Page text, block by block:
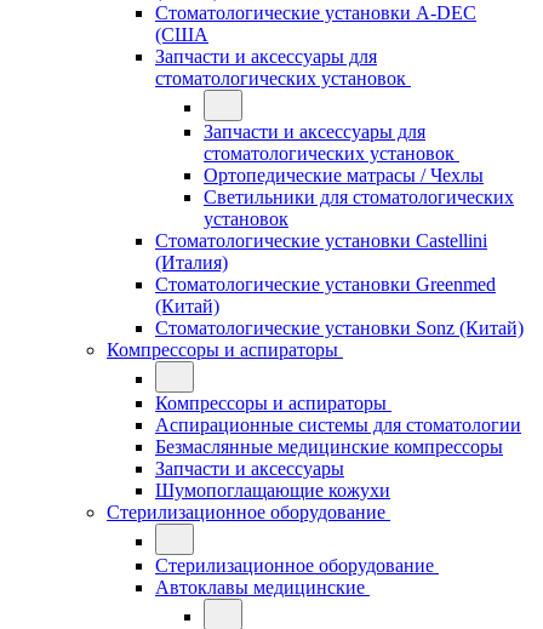
Стоматологические установки A-DEC
(США
Запчасти и аксессуары для
стоматологических установок
Запчасти и аксессуары для
стоматологических установок
Ортопедические матрасы / Чехлы
Светильники для стоматологических
установок
Стоматологические установки Castellini
(Италия)
Стоматологические установки Greenmed
(Китай)
Стоматологические установки Sonz (Китай)
Компрессоры и аспираторы
Компрессоры и аспираторы
Аспирационные системы для стоматологии
Безмаслянные медицинские компрессоры
Запчасти и аксессуары
Шумопоглащающие кожухи
Стерилизационное оборудование
Стерилизационное оборудование
Автоклавы медицинские